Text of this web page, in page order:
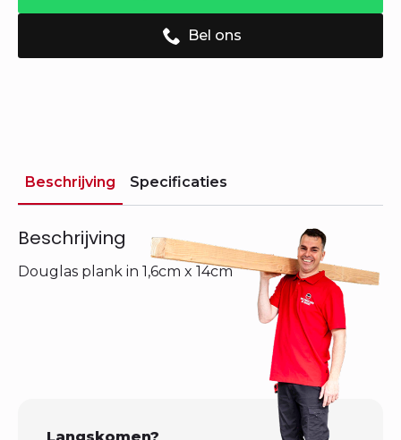
Bel ons
Beschrijving Specificaties
Beschrijving
Douglas plank in 1,6cm x 14cm